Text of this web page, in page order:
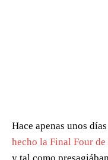
Hace apenas unos
hecho la Final Four